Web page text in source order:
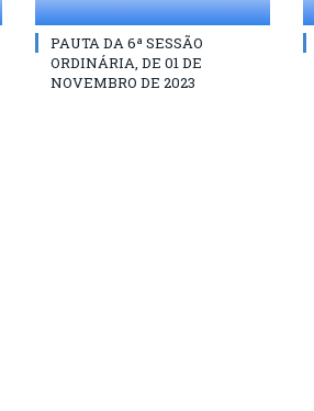
PAUTA DA 6ª SESSÃO
ORDINÁRIA, DE 01 DE
NOVEMBRO DE 2023